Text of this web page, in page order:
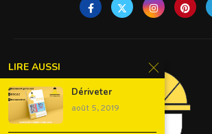
LIRE AUSSI
Dériveter
août 5, 2019